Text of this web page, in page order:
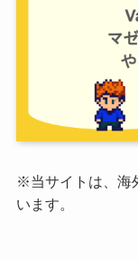
※当サイトは、海
います。